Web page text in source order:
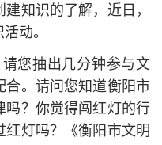
知识的了解，近日，
动。
您抽出几分钟参与文
合。请问您知道衡阳市
吗？你觉得闯红灯的行
红灯吗？《衡阳市文明